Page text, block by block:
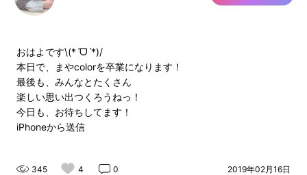
おはよです\(*ˊᗜˋ*)/
本日で、まやcolorを卒業になります！
最後も、みんなとたくさん
楽しい思い出つくろうねっ！
今日も、お待ちしてます！
iPhoneから送信
345 4 0 2019年02月16日